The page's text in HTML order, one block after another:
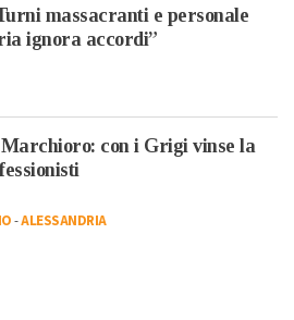
massacranti e personale
ignora accordi”
con i Grigi vinse la
-ALESSANDRIA